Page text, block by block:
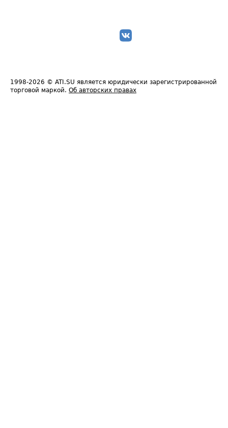
1998-2026 © ATI.SU является юридически зарегистрированной
торговой маркой. Об авторских правах